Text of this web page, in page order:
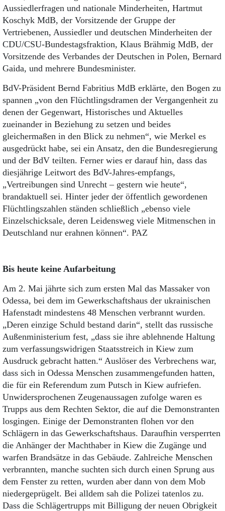
Aussiedlerfragen und nationale Minderheiten, Hartmut
Koschyk MdB, der Vorsitzende der Gruppe der
Vertriebenen, Aussiedler und deutschen Minderheiten der
CDU/CSU-Bundestagsfraktion, Klaus Brähmig MdB, der
Vorsitzende des Verbandes der Deutschen in Polen, Bernard
Gaida, und mehrere Bundesminister.
BdV-Präsident Bernd Fabritius MdB erklärte, den Bogen zu
spannen „von den Flüchtlingsdramen der Vergangenheit zu
denen der Gegenwart, Historisches und Aktuelles
zueinander in Beziehung zu setzen und beides
gleichermaßen in den Blick zu nehmen“, wie Merkel es
ausgedrückt habe, sei ein Ansatz, den die Bundesregierung
und der BdV teilten. Ferner wies er darauf hin, dass das
diesjährige Leitwort des BdV-Jahres-empfangs,
„Vertreibungen sind Unrecht – gestern wie heute“,
brandaktuell sei. Hinter jeder der öffentlich gewordenen
Flüchtlingszahlen ständen schließlich „ebenso viele
Einzelschicksale, deren Leidensweg viele Mitmenschen in
Deutschland nur erahnen können“. PAZ
Bis heute keine Aufarbeitung
Am 2. Mai jährte sich zum ersten Mal das Massaker von
Odessa, bei dem im Gewerkschaftshaus der ukrainischen
Hafenstadt mindestens 48 Menschen verbrannt wurden.
„Deren einzige Schuld bestand darin“, stellt das russische
Außenministerium fest, „dass sie ihre ablehnende Haltung
zum verfassungswidrigen Staatsstreich in Kiew zum
Ausdruck gebracht hatten.“ Auslöser des Verbrechens war,
dass sich in Odessa Menschen zusammengefunden hatten,
die für ein Referendum zum Putsch in Kiew aufriefen.
Unwidersprochenen Zeugenaussagen zufolge waren es
Trupps aus dem Rechten Sektor, die auf die Demonstranten
losgingen. Einige der Demonstranten flohen vor den
Schlägern in das Gewerkschaftshaus. Daraufhin versperrten
die Anhänger der Machthaber in Kiew die Zugänge und
warfen Brandsätze in das Gebäude. Zahlreiche Menschen
verbrannten, manche suchten sich durch einen Sprung aus
dem Fenster zu retten, wurden aber dann von dem Mob
niedergeprügelt. Bei alldem sah die Polizei tatenlos zu.
Dass die Schlägertrupps mit Billigung der neuen Obrigkeit